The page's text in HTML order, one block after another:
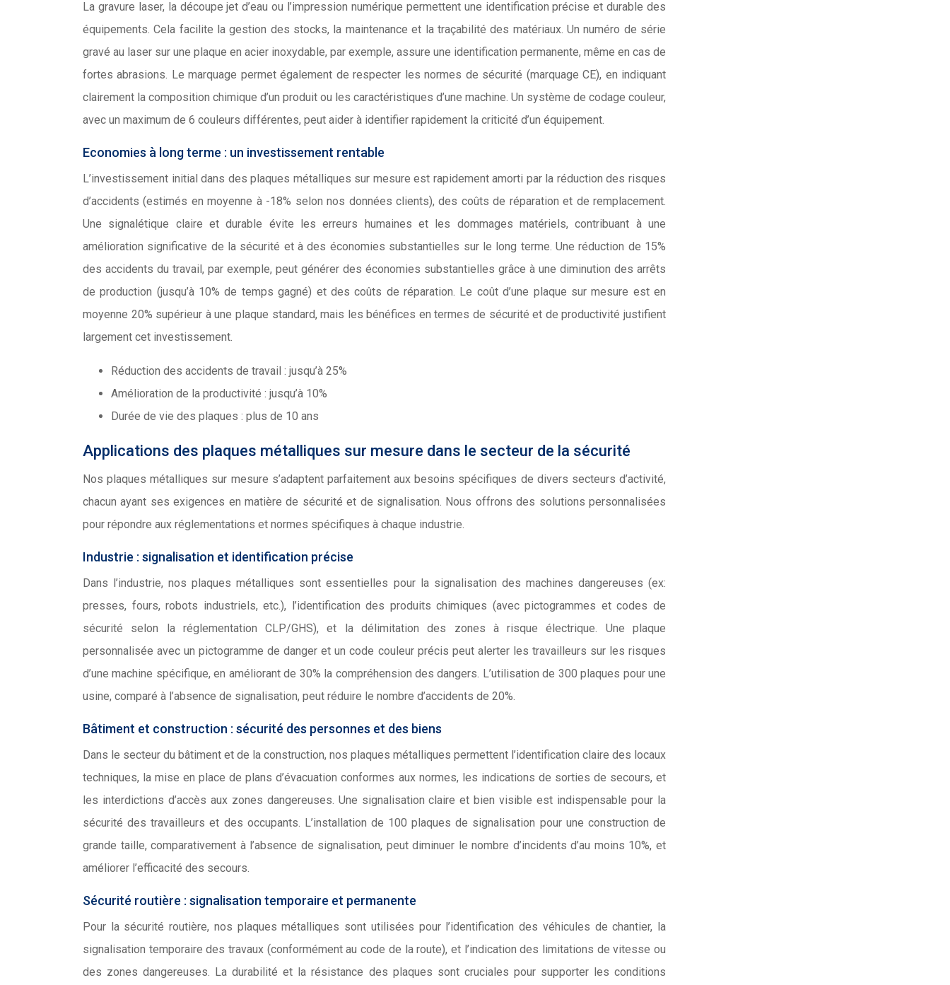
La gravure laser, la découpe jet d’eau ou l’impression numérique permettent une identification précise et durable des
équipements. Cela facilite la gestion des stocks, la maintenance et la traçabilité des matériaux. Un numéro de série
gravé au laser sur une plaque en acier inoxydable, par exemple, assure une identification permanente, même en cas de
fortes abrasions. Le marquage permet également de respecter les normes de sécurité (marquage CE), en indiquant
clairement la composition chimique d’un produit ou les caractéristiques d’une machine. Un système de codage couleur,
avec un maximum de 6 couleurs différentes, peut aider à identifier rapidement la criticité d’un équipement.
Economies à long terme : un investissement rentable
L’investissement initial dans des plaques métalliques sur mesure est rapidement amorti par la réduction des risques
d’accidents (estimés en moyenne à -18% selon nos données clients), des coûts de réparation et de remplacement.
Une signalétique claire et durable évite les erreurs humaines et les dommages matériels, contribuant à une
amélioration significative de la sécurité et à des économies substantielles sur le long terme. Une réduction de 15%
des accidents du travail, par exemple, peut générer des économies substantielles grâce à une diminution des arrêts
de production (jusqu’à 10% de temps gagné) et des coûts de réparation. Le coût d’une plaque sur mesure est en
moyenne 20% supérieur à une plaque standard, mais les bénéfices en termes de sécurité et de productivité justifient
largement cet investissement.
Réduction des accidents de travail : jusqu’à 25%
Amélioration de la productivité : jusqu’à 10%
Durée de vie des plaques : plus de 10 ans
Applications des plaques métalliques sur mesure dans le secteur de la sécurité
Nos plaques métalliques sur mesure s’adaptent parfaitement aux besoins spécifiques de divers secteurs d’activité,
chacun ayant ses exigences en matière de sécurité et de signalisation. Nous offrons des solutions personnalisées
pour répondre aux réglementations et normes spécifiques à chaque industrie.
Industrie : signalisation et identification précise
Dans l’industrie, nos plaques métalliques sont essentielles pour la signalisation des machines dangereuses (ex:
presses, fours, robots industriels, etc.), l’identification des produits chimiques (avec pictogrammes et codes de
sécurité selon la réglementation CLP/GHS), et la délimitation des zones à risque électrique. Une plaque
personnalisée avec un pictogramme de danger et un code couleur précis peut alerter les travailleurs sur les risques
d’une machine spécifique, en améliorant de 30% la compréhension des dangers. L’utilisation de 300 plaques pour une
usine, comparé à l’absence de signalisation, peut réduire le nombre d’accidents de 20%.
Bâtiment et construction : sécurité des personnes et des biens
Dans le secteur du bâtiment et de la construction, nos plaques métalliques permettent l’identification claire des locaux
techniques, la mise en place de plans d’évacuation conformes aux normes, les indications de sorties de secours, et
les interdictions d’accès aux zones dangereuses. Une signalisation claire et bien visible est indispensable pour la
sécurité des travailleurs et des occupants. L’installation de 100 plaques de signalisation pour une construction de
grande taille, comparativement à l’absence de signalisation, peut diminuer le nombre d’incidents d’au moins 10%, et
améliorer l’efficacité des secours.
Sécurité routière : signalisation temporaire et permanente
Pour la sécurité routière, nos plaques métalliques sont utilisées pour l’identification des véhicules de chantier, la
signalisation temporaire des travaux (conformément au code de la route), et l’indication des limitations de vitesse ou
des zones dangereuses. La durabilité et la résistance des plaques sont cruciales pour supporter les conditions